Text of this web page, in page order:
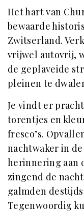
Het hart van
bewaarde
Zwitserland.
vrijwel autovrij,
de geplaveide
pleinen te
Je vindt er
torentjes en
fresco’s.
nachtwaker in
herinnering aan
zingend de
galmden
Tegenwoordig